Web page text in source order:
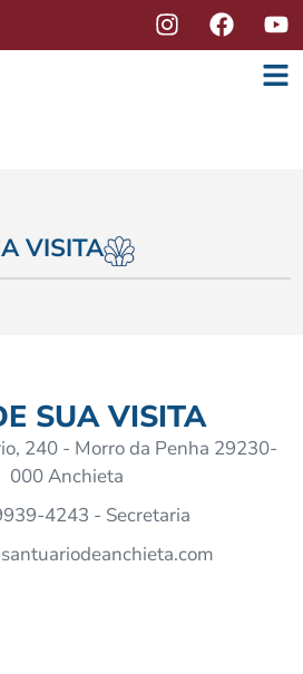
VISITA
SUA VISITA
240 - Morro da Penha 29230-
000 Anchieta
4243 - Secretaria